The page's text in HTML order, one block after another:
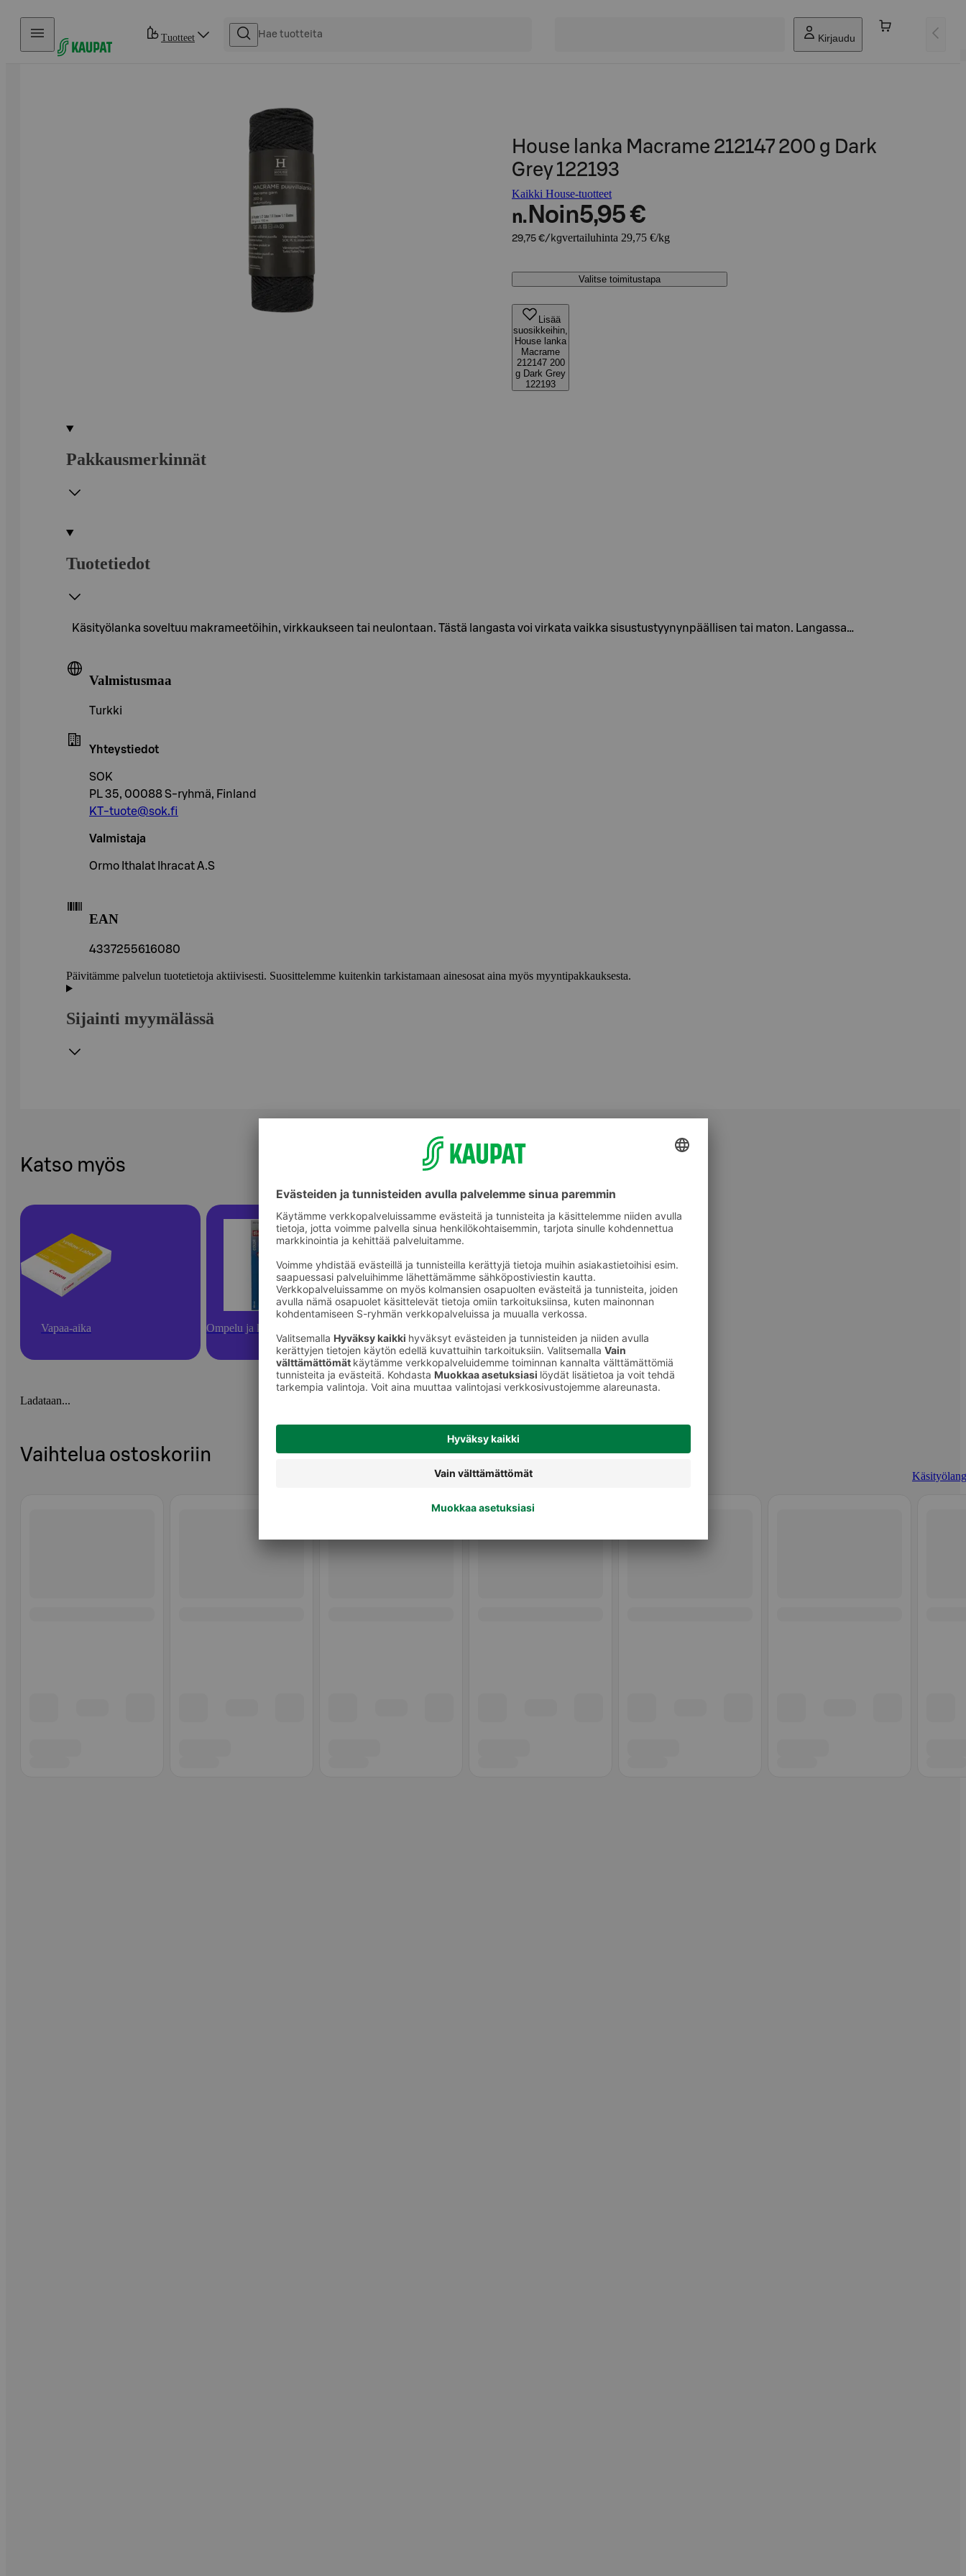
Hyppää sisältöön
Tuotteet Kirjaudu
House lanka Macrame 212147 200 g Dark
Grey 122193
Kaikki House-tuotteet
n. Noin5,95 €
29,75 €/kgvertailuhinta 29,75 €/kg
Valitse toimitustapa
Lisää
suosikkeihin,
House lanka
Macrame
212147 200
g Dark Grey
122193
Pakkausmerkinnät
Tuotetiedot
Käsityölanka soveltuu makrameetöihin, virkkaukseen tai neulontaan. Tästä langasta voi virkata vaikka sisustustyynynpäällisen tai maton. Langassa…
Valmistusmaa
Turkki
Yhteystiedot
SOK
PL 35, 00088 S-ryhmä, Finland
KT-tuote@sok.fi
Valmistaja
Ormo Ithalat Ihracat A.S
EAN
4337255616080
Päivitämme palvelun tuotetietoja aktiivisesti. Suosittelemme kuitenkin tarkistamaan ainesosat aina myös myyntipakkauksesta.
Sijainti myymälässä
Katso myös
Vapaa-aika Ompelu ja käsityötarvikkeet
Ladataan...
Vaihtelua ostoskoriin